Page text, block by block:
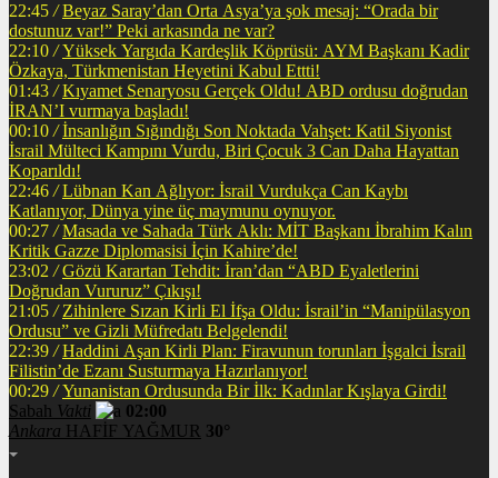
22:45 / Beyaz Saray’dan Orta Asya’ya şok mesaj: “Orada bir
dostunuz var!” Peki arkasında ne var?
22:10 / Yüksek Yargıda Kardeşlik Köprüsü: AYM Başkanı Kadir
Özkaya, Türkmenistan Heyetini Kabul Ettti!
01:43 / Kıyamet Senaryosu Gerçek Oldu! ABD ordusu doğrudan
İRAN’I vurmaya başladı!
00:10 / İnsanlığın Sığındığı Son Noktada Vahşet: Katil Siyonist
İsrail Mülteci Kampını Vurdu, Biri Çocuk 3 Can Daha Hayattan
Koparıldı!
22:46 / Lübnan Kan Ağlıyor: İsrail Vurdukça Can Kaybı
Katlanıyor, Dünya yine üç maymunu oynuyor.
00:27 / Masada ve Sahada Türk Aklı: MİT Başkanı İbrahim Kalın
Kritik Gazze Diplomasisi İçin Kahire’de!
23:02 / Gözü Karartan Tehdit: İran’dan “ABD Eyaletlerini
Doğrudan Vururuz” Çıkışı!
21:05 / Zihinlere Sızan Kirli El İfşa Oldu: İsrail’in “Manipülasyon
Ordusu” ve Gizli Müfredatı Belgelendi!
22:39 / Haddini Aşan Kirli Plan: Firavunun torunları İşgalci İsrail
Filistin’de Ezanı Susturmaya Hazırlanıyor!
00:29 / Yunanistan Ordusunda Bir İlk: Kadınlar Kışlaya Girdi!
Sabah Vakti
02:00
Ankara HAFİF YAĞMUR 30°